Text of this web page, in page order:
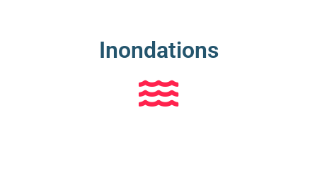
Inondations